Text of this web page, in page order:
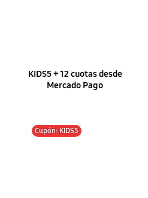
KIDS5 + 12 cuotas desde
Mercado Pago
Cupón: KIDS5